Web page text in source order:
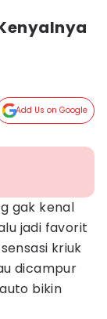
Add Us on Google
gak kenal
jadi favorit
kriuk
dicampur
bikin